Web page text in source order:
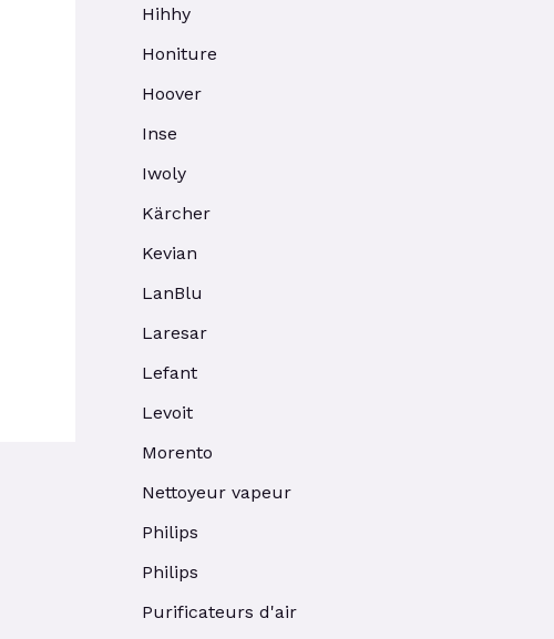
Hihhy
Honiture
Hoover
Inse
Iwoly
Kärcher
Kevian
LanBlu
Laresar
Lefant
Levoit
Morento
Nettoyeur vapeur
Philips
Philips
Purificateurs d'air